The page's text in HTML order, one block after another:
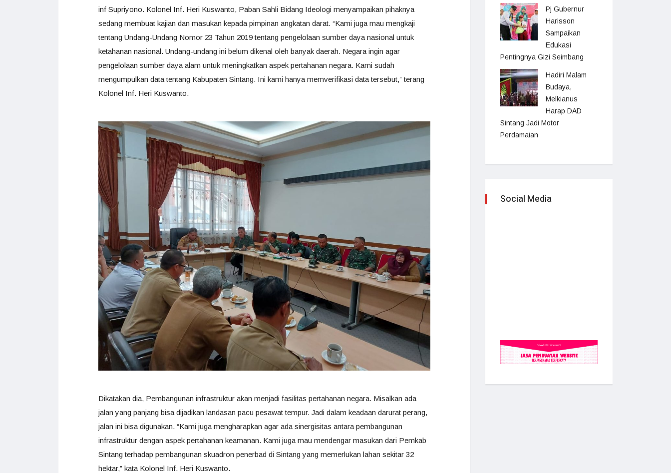
inf Supriyono. Kolonel Inf. Heri Kuswanto, Paban Sahli Bidang Ideologi menyampaikan pihaknya
sedang membuat kajian dan masukan kepada pimpinan angkatan darat. “Kami juga mau mengkaji
tentang Undang-Undang Nomor 23 Tahun 2019 tentang pengelolaan sumber daya nasional untuk
ketahanan nasional. Undang-undang ini belum dikenal oleh banyak daerah. Negara ingin agar
pengelolaan sumber daya alam untuk meningkatkan aspek pertahanan negara. Kami sudah
mengumpulkan data tentang Kabupaten Sintang. Ini kami hanya memverifikasi data tersebut,” terang
Kolonel Inf. Heri Kuswanto.
Dikatakan dia, Pembangunan infrastruktur akan menjadi fasilitas pertahanan negara. Misalkan ada
jalan yang panjang bisa dijadikan landasan pacu pesawat tempur. Jadi dalam keadaan darurat perang,
jalan ini bisa digunakan. “Kami juga mengharapkan agar ada sinergisitas antara pembangunan
infrastruktur dengan aspek pertahanan keamanan. Kami juga mau mendengar masukan dari Pemkab
Sintang terhadap pembangunan skuadron penerbad di Sintang yang memerlukan lahan sekitar 32
hektar,” kata Kolonel Inf. Heri Kuswanto.
Pj Gubernur
Harisson
Sampaikan
Edukasi
Pentingnya Gizi Seimbang
Hadiri Malam
Budaya,
Melkianus
Harap DAD
Sintang Jadi Motor
Perdamaian
Social Media